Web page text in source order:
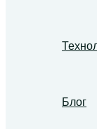
Блог